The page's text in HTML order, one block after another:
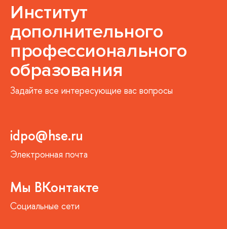
Институт
дополнительного
профессионального
образования
Задайте все интересующие вас вопросы
idpo@hse.ru
Электронная почта
Мы ВКонтакте
Социальные сети